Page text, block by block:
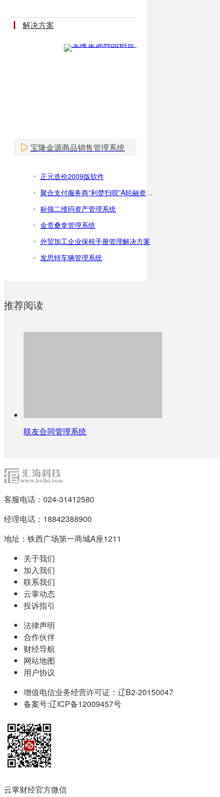
解决方案
宝隆金源商品销售管理系统
正元造价2009版软件
聚合支付服务商“利楚扫呗”A轮融资5000万元
标领二维码资产管理系统
金贵桑拿管理系统
外贸加工企业保税手册管理解决方案
发思特车辆管理系统
推荐阅读
联友合同管理系统
客服电话：024-31412580
经理电话：18842388900
地址：铁西广场第一商城A座1211
关于我们
加入我们
联系我们
云掌动态
投诉指引
法律声明
合作伙伴
财经导航
网站地图
用户协议
增值电信业务经营许可证：辽B2-20150047
备案号:辽ICP备12009457号
云掌财经官方微信